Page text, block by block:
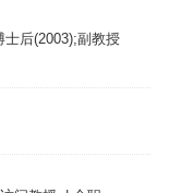
后(2003);副教授